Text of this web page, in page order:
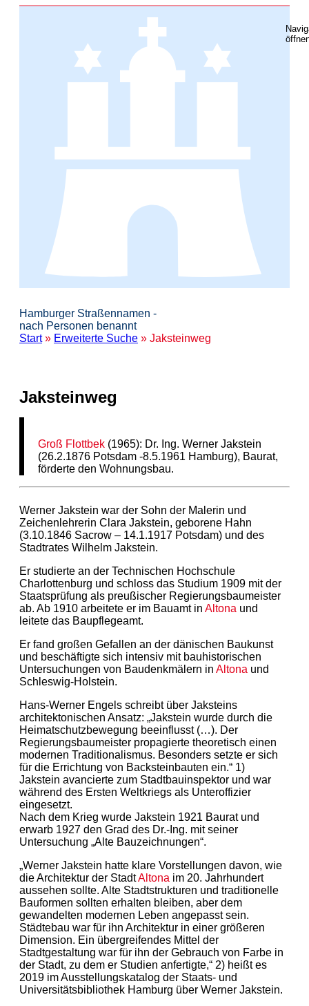
Hamburger Straßennamen -
nach Personen benannt
Start» Erweiterte Suche » Jaksteinweg
Jaksteinweg
Groß Flottbek (1965): Dr. Ing. Werner Jakstein
(26.2.1876 Potsdam -8.5.1961 Hamburg), Baurat,
förderte den Wohnungsbau.
Werner Jakstein war der Sohn der Malerin und
Zeichenlehrerin Clara Jakstein, geborene Hahn
(3.10.1846 Sacrow – 14.1.1917 Potsdam) und des
Stadtrates Wilhelm Jakstein.
Er studierte an der Technischen Hochschule
Charlottenburg und schloss das Studium 1909 mit der
Staatsprüfung als preußischer Regierungsbaumeister
ab. Ab 1910 arbeitete er im Bauamt in Altona und
leitete das Baupflegeamt.
Er fand großen Gefallen an der dänischen Baukunst
und beschäftigte sich intensiv mit bauhistorischen
Untersuchungen von Baudenkmälern in Altona und
Schleswig-Holstein.
Hans-Werner Engels schreibt über Jaksteins
architektonischen Ansatz: „Jakstein wurde durch die
Heimatschutzbewegung beeinflusst (…). Der
Regierungsbaumeister propagierte theoretisch einen
modernen Traditionalismus. Besonders setzte er sich
für die Errichtung von Backsteinbauten ein.“ 1)
Jakstein avancierte zum Stadtbauinspektor und war
während des Ersten Weltkriegs als Unteroffizier
eingesetzt.
Nach dem Krieg wurde Jakstein 1921 Baurat und
erwarb 1927 den Grad des Dr.-Ing. mit seiner
Untersuchung „Alte Bauzeichnungen“.
„Werner Jakstein hatte klare Vorstellungen davon, wie
die Architektur der StadtAltona im 20. Jahrhundert
aussehen sollte. Alte Stadtstrukturen und traditionelle
Bauformen sollten erhalten bleiben, aber dem
gewandelten modernen Leben angepasst sein.
Städtebau war für ihn Architektur in einer größeren
Dimension. Ein übergreifendes Mittel der
Stadtgestaltung war für ihn der Gebrauch von Farbe in
der Stadt, zu dem er Studien anfertigte,“ 2) heißt es
2019 im Ausstellungskatalog der Staats- und
Universitätsbibliothek Hamburg über Werner Jakstein.